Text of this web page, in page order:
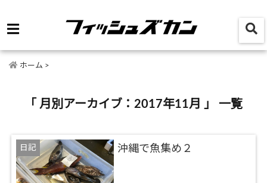
ホーム >
「 月別アーカイブ：2017年11月 」 一覧
日記 沖縄で魚集め２